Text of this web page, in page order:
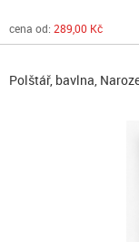
cena od: 289,00 Kč
Polštář, bavlna,